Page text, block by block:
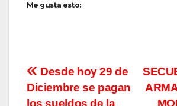
Me gusta esto:
Navegación
de
Desde hoy 29 de
Diciembre se pagan
los sueldos de la